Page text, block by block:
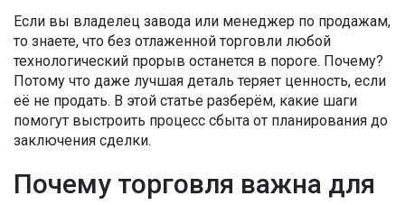
Если вы владелец завода или менеджер по продажам,
то знаете, что без отлаженной торговли любой
технологический прорыв останется в пороге. Почему?
Потому что даже лучшая деталь теряет ценность, если
её не продать. В этой статье разберём, какие шаги
помогут выстроить процесс сбытa от планирования до
заключения сделки.
Почему торговля важна для